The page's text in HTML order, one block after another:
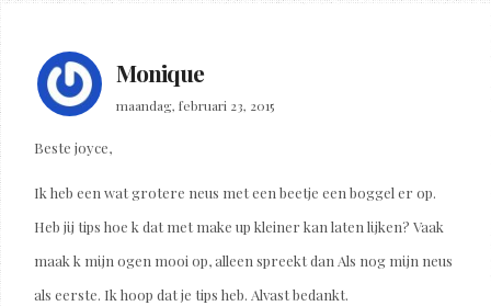
Monique
maandag, februari 23, 2015
Beste joyce,
Ik heb een wat grotere neus met een beetje een boggel er op.
Heb jij tips hoe k dat met make up kleiner kan laten lijken? Vaak
maak k mijn ogen mooi op, alleen spreekt dan Als nog mijn neus
als eerste. Ik hoop dat je tips heb. Alvast bedankt.